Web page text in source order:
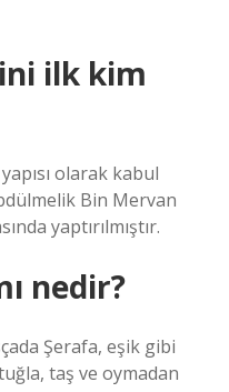
ilk kim
olarak kabul
Bin Mervan
yaptırılmıştır.
nedir?
Şerafa, eşik gibi
taş ve oymadan